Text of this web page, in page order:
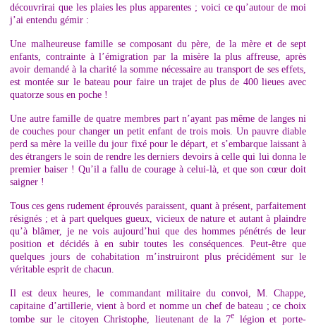
découvrirai que les plaies les plus apparentes ; voici ce qu’autour de moi
j’ai entendu gémir :
Une malheureuse famille se composant du père, de la mère et de sept
enfants, contrainte à l’émigration par la misère la plus affreuse, après
avoir demandé à la charité la somme nécessaire au transport de ses effets,
est montée sur le bateau pour faire un trajet de plus de 400 lieues avec
quatorze sous en poche !
Une autre famille de quatre membres part n’ayant pas même de langes ni
de couches pour changer un petit enfant de trois mois. Un pauvre diable
perd sa mère la veille du jour fixé pour le départ, et s’embarque laissant à
des étrangers le soin de rendre les derniers devoirs à celle qui lui donna le
premier baiser ! Qu’il a fallu de courage à celui-là, et que son cœur doit
saigner !
Tous ces gens rudement éprouvés paraissent, quant à présent, parfaitement
résignés ; et à part quelques gueux, vicieux de nature et autant à plaindre
qu’à blâmer, je ne vois aujourd’hui que des hommes pénétrés de leur
position et décidés à en subir toutes les conséquences. Peut-être que
quelques jours de cohabitation m’instruiront plus précidément sur le
véritable esprit de chacun.
Il est deux heures, le commandant militaire du convoi, M. Chappe,
capitaine d’artillerie, vient à bord et nomme un chef de bateau ; ce choix
tombe sur le citoyen Christophe, lieutenant de la 7e
légion et porte-